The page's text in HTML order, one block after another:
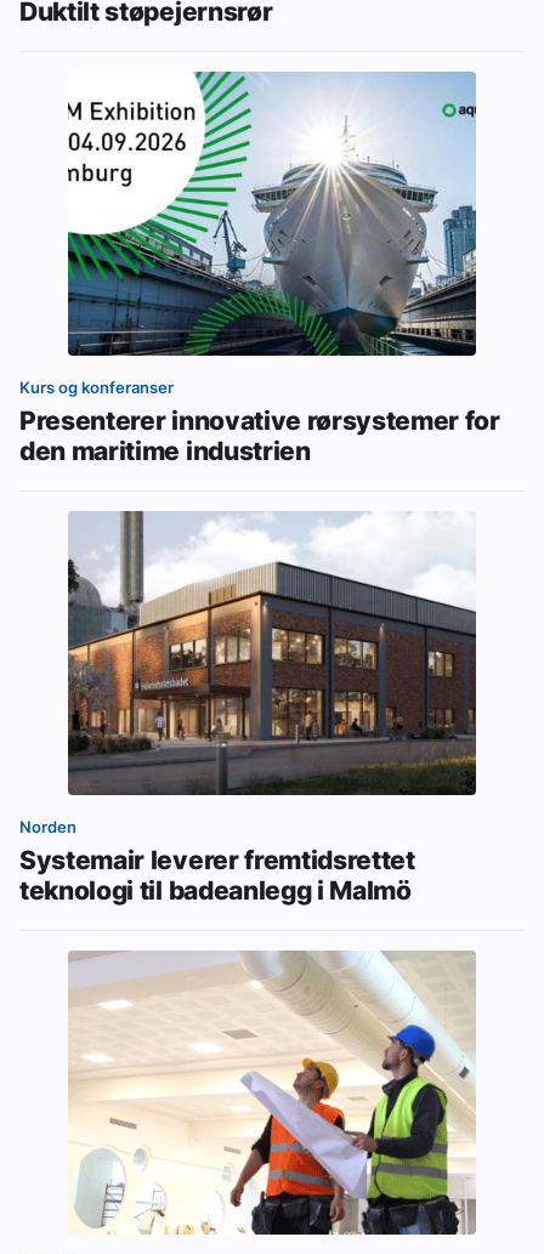
Duktilt støpejernsrør
Kurs og konferanser
Presenterer innovative rørsystemer for
den maritime industrien
Norden
Systemair leverer fremtidsrettet
teknologi til badeanlegg i Malmö